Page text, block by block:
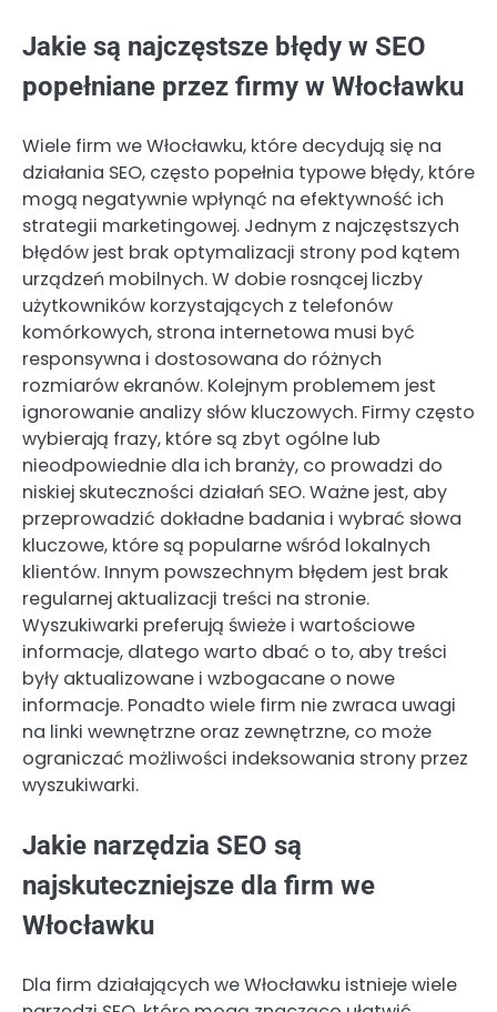
Jakie są najczęstsze błędy w SEO
popełniane przez firmy w Włocławku
Wiele firm we Włocławku, które decydują się na
działania SEO, często popełnia typowe błędy, które
mogą negatywnie wpłynąć na efektywność ich
strategii marketingowej. Jednym z najczęstszych
błędów jest brak optymalizacji strony pod kątem
urządzeń mobilnych. W dobie rosnącej liczby
użytkowników korzystających z telefonów
komórkowych, strona internetowa musi być
responsywna i dostosowana do różnych
rozmiarów ekranów. Kolejnym problemem jest
ignorowanie analizy słów kluczowych. Firmy często
wybierają frazy, które są zbyt ogólne lub
nieodpowiednie dla ich branży, co prowadzi do
niskiej skuteczności działań SEO. Ważne jest, aby
przeprowadzić dokładne badania i wybrać słowa
kluczowe, które są popularne wśród lokalnych
klientów. Innym powszechnym błędem jest brak
regularnej aktualizacji treści na stronie.
Wyszukiwarki preferują świeże i wartościowe
informacje, dlatego warto dbać o to, aby treści
były aktualizowane i wzbogacane o nowe
informacje. Ponadto wiele firm nie zwraca uwagi
na linki wewnętrzne oraz zewnętrzne, co może
ograniczać możliwości indeksowania strony przez
wyszukiwarki.
Jakie narzędzia SEO są
najskuteczniejsze dla firm we
Włocławku
Dla firm działających we Włocławku istnieje wiele